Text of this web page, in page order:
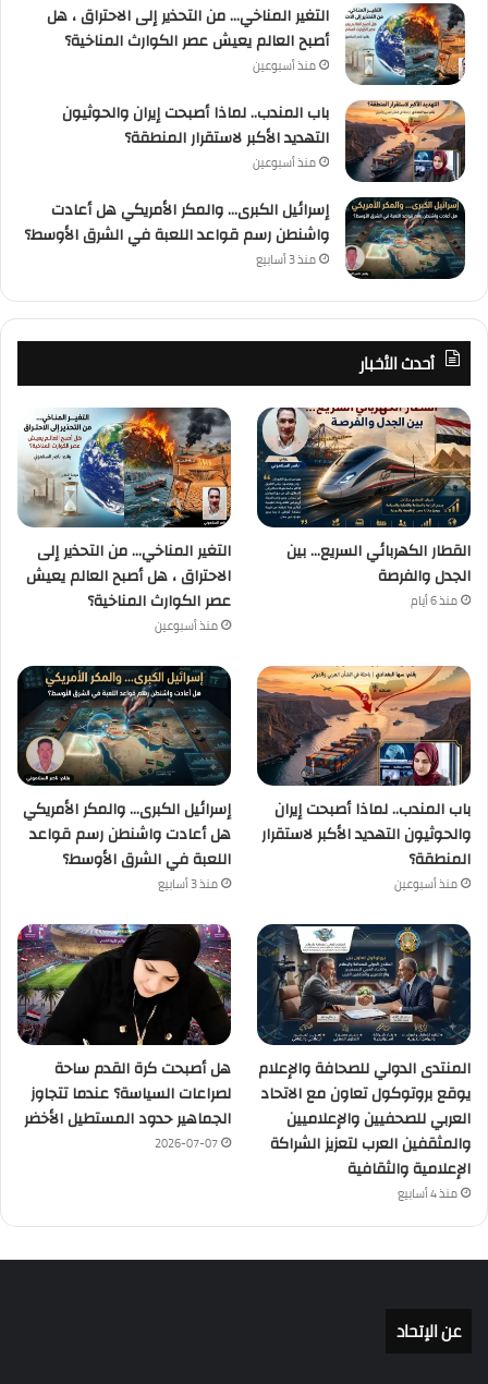
التغير المناخي… من التحذير إلى الاحتراق ، هل
أصبح العالم يعيش عصر الكوارث المناخية؟
منذ أسبوعين
باب المندب.. لماذا أصبحت إيران والحوثيون
التهديد الأكبر لاستقرار المنطقة؟
منذ أسبوعين
إسرائيل الكبرى… والمكر الأمريكي هل أعادت
واشنطن رسم قواعد اللعبة في الشرق الأوسط؟
منذ 3 أسابيع
أحدث الأخبار
القطار الكهربائي السريع… بين
الجدل والفرصة
منذ 6 أيام
التغير المناخي… من التحذير إلى
الاحتراق ، هل أصبح العالم يعيش
عصر الكوارث المناخية؟
منذ أسبوعين
باب المندب.. لماذا أصبحت إيران
والحوثيون التهديد الأكبر لاستقرار
المنطقة؟
منذ أسبوعين
إسرائيل الكبرى… والمكر الأمريكي
هل أعادت واشنطن رسم قواعد
اللعبة في الشرق الأوسط؟
منذ 3 أسابيع
المنتدى الدولي للصحافة والإعلام
يوقع بروتوكول تعاون مع الاتحاد
العربي للصحفيين والإعلاميين
والمثقفين العرب لتعزيز الشراكة
الإعلامية والثقافية
منذ 4 أسابيع
هل أصبحت كرة القدم ساحة
لصراعات السياسة؟ عندما تتجاوز
الجماهير حدود المستطيل الأخضر
2026-07-07
عن الإتحاد